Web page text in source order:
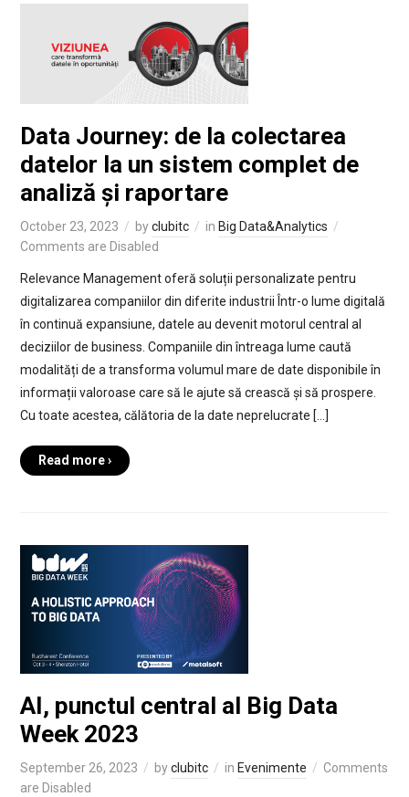
Data Journey: de la colectarea
datelor la un sistem complet de
analiză și raportare
October 23, 2023 byclubitc in Big Data&Analytics
Comments are Disabled
Relevance Management oferă soluții personalizate pentru
digitalizarea companiilor din diferite industrii Într-o lume digitală
în continuă expansiune, datele au devenit motorul central al
deciziilor de business. Companiile din întreaga lume caută
modalități de a transforma volumul mare de date disponibile în
informații valoroase care să le ajute să crească și să prospere.
Cu toate acestea, călătoria de la date neprelucrate […]
Read more ›
AI, punctul central al Big Data
Week 2023
September 26, 2023 byclubitc in Evenimente
Comments
are Disabled